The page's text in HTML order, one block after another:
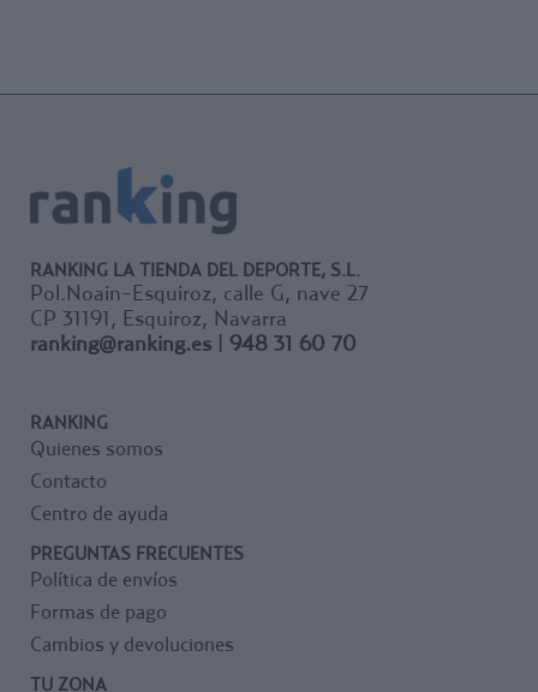
RANKING LA TIENDA DEL DEPORTE, S.L.
Pol.Noain-Esquiroz, calle G, nave 27
CP 31191, Esquiroz, Navarra
ranking@ranking.es | 948 31 60 70
RANKING
Quienes somos
Contacto
Centro de ayuda
PREGUNTAS FRECUENTES
Política de envíos
Formas de pago
Cambios y devoluciones
TU ZONA